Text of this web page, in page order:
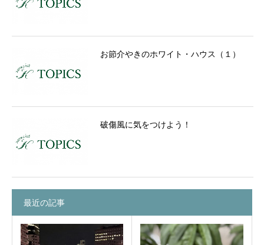
お節介やきのホワイト・ハウス（１）
破傷風に気をつけよう！
最近の記事